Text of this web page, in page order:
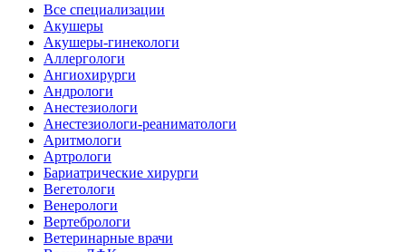
Все специализации
Акушеры
Акушеры-гинекологи
Аллергологи
Ангиохирурги
Андрологи
Анестезиологи
Анестезиологи-реаниматологи
Аритмологи
Артрологи
Бариатрические хирурги
Вегетологи
Венерологи
Вертебрологи
Ветеринарные врачи